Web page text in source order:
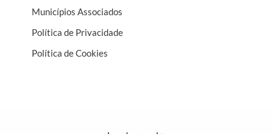
Municípios Associados
Política de Privacidade
Política de Cookies